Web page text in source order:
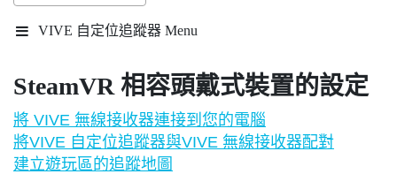
VIVE 自定位追蹤器 Menu
SteamVR 相容頭戴式裝置的設定
將 VIVE 無線接收器連接到您的電腦
將VIVE 自定位追蹤器與VIVE 無線接收器配對
建立遊玩區的追蹤地圖